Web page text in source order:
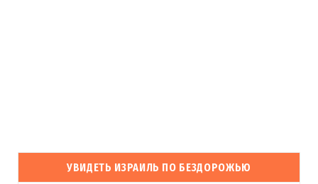
УВИДЕТЬ ИЗРАИЛЬ ПО БЕЗДОРОЖЬЮ